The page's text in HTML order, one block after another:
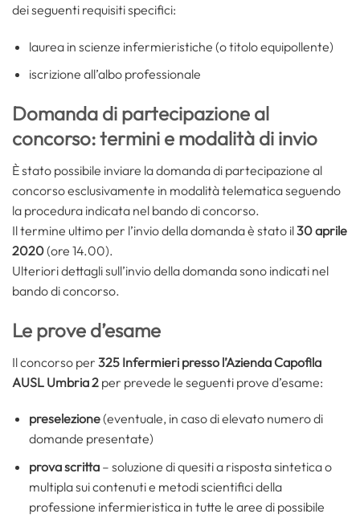
dei seguenti requisiti specifici:
laurea in scienze infermieristiche (o titolo equipollente)
iscrizione all’albo professionale
Domanda di partecipazione al
concorso: termini e modalità di invio
È stato possibile inviare la domanda di partecipazione al
concorso esclusivamente in modalità telematica seguendo
la procedura indicata nel bando di concorso.
Il termine ultimo per l’invio della domanda è stato il30 aprile
2020(ore 14.00).
Ulteriori dettagli sull’invio della domanda sono indicati nel
bando di concorso.
Le prove d’esame
Il concorso per 325 Infermieri presso l’Azienda Capofila
AUSL Umbria 2 per prevede le seguenti prove d’esame:
preselezione(eventuale, in caso di elevato numero di
domande presentate)
prova scritta– soluzione di quesiti a risposta sintetica o
multipla sui contenuti e metodi scientifici della
professione infermieristica in tutte le aree di possibile